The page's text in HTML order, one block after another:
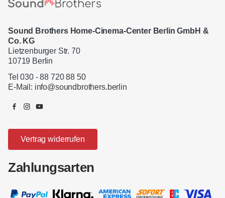
Sound Brothers Home-Cinema-Center Berlin GmbH &
Co. KG
Lietzenburger Str. 70
10719 Berlin
Tel 030 - 88 720 88 50
E-Mail: info@soundbrothers.berlin
Vertrag widerrufen
Zahlungsarten